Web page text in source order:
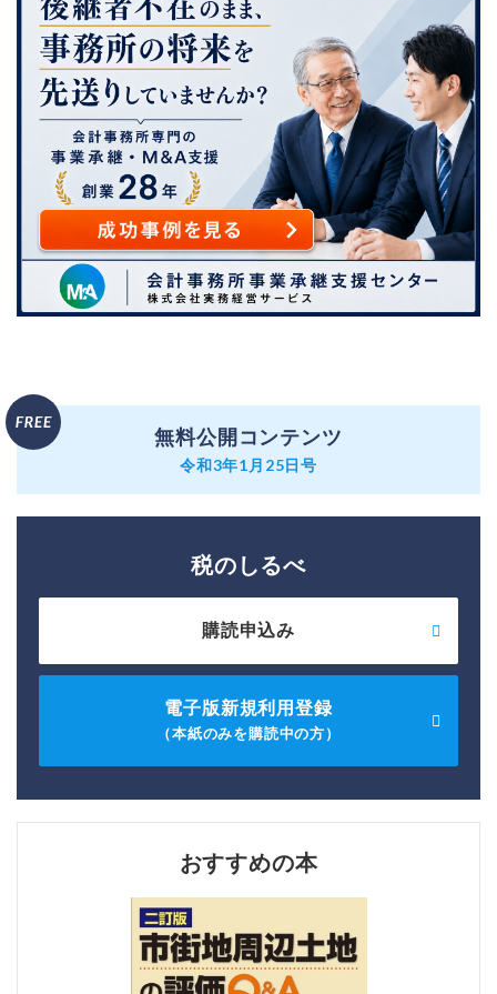
無料公開コンテンツ
令和3年1月25日号
税のしるべ
購読申込み
電子版新規利用登録
（本紙のみを購読中の方）
おすすめの本